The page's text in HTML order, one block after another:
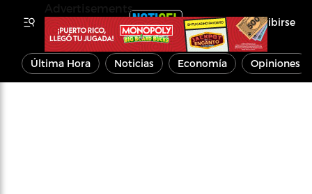
Inscribirse
Última Hora Noticias Economía Opiniones
Advertisements